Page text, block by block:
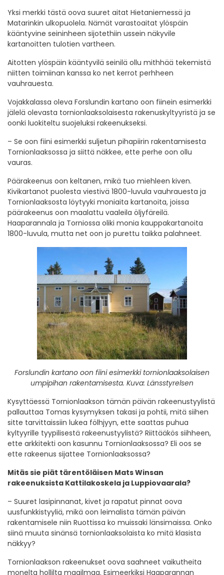
Yksi merkki tästä oova suuret aitat Hietaniemessä ja
Matarinkin ulkopuolela. Nämät varastoaitat ylöspäin
kääntyvine seininheen sijotethiin ussein näkyvile
kartanoitten tulotien vartheen.
Aitotten ylöspäin kääntyvilä seinilä ollu mithhää tekemistä
niitten toimiinan kanssa ko net kerrot perhheen
vauhrauesta.
Vojakkalassa oleva Forslundin kartano oon fiinein esimerkki
jälelä olevasta tornionlaaksolaisesta rakenuskyltyyristä ja se
oonki luokiteltu suojeluksi rakeenukseksi.
– Se oon fiini esimerkki suljetun pihapiirin rakentamisesta
Tornionlaaksossa ja siittä näkkee, ette perhe oon ollu
vauras.
Päärakeenus oon keltanen, mikä tuo miehleen kiven.
Kivikartanot puolesta viestivä 1800-luvula vauhrauesta ja
Tornionlaaksosta löytyyki moniaita kartanoita, joissa
päärakeenus oon maalattu vaaleila öljyfäreilä.
Haaparannala ja Torniossa oliki monia kauppakartanoita
1800-luvula, mutta net oon jo purettu taikka palahneet.
Forslundin kartano oon fiini esimerkki tornionlaaksolaisen
umpipihan rakentamisesta. Kuva: Länsstyrelsen
Kysyttäessä Tornionlaakson tämän päivän rakeenustyylistä
pallauttaa Tomas kysymyksen takasi ja pohtii, mitä siihen
sitte tarvittaissiin lukea fölhjyyn, ette saattas puhua
kyltyyrille tyypilisestä rakeenustyylistä? Riittääkös siihheen,
ette arkkitekti oon kasunnu Tornionlaaksossa? Eli oos se
ette rakeenus sijattee Tornionlaaksossa?
Mitäs sie piät tärentöläisen Mats Winsan
rakeenuksista Kattilakoskela ja Luppiovaarala?
– Suuret lasipinnanat, kivet ja rapatut pinnat oova
uusfunkkistyyliä, mikä oon leimalista tämän päivän
rakentamisele niin Ruottissa ko muissaki länsimaissa. Onko
siinä muuta sinänsä tornionlaaksolaista ko mitä klasista
näkkyy?
Tornionlaakson rakeenukset oova saahneet vaikutheita
monelta hollilta maailmaa. Esimeerkiksi Haaparannan